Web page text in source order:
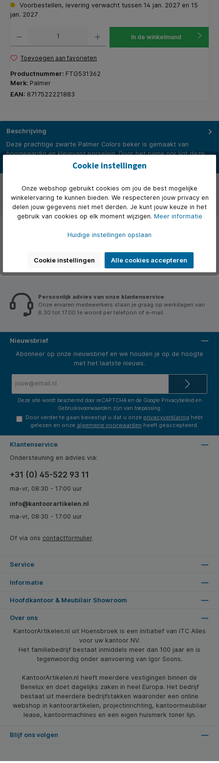
Voorbestellen, levering verwacht tussen 14 jan. 2027 en 15
jan. 2027
In de winkelmand
Toevoegen aan favorieten
Productnummer: FTG531362
Merk: Palmer
EAN: 8717522221883
Beschrijving
Deze prachtige zwarte Palmer Colors beker is gemaakt van
hoogwaardig en kleurvast porselein. Door het ruime oor ligt deze
Beoordelingen
Persoonlijk advies van onze klantenservice
Onze ervaren medewerkers staan je graag op werkdagen van
8.30 tot 17.00 te woord per telefoon of e-mail.
Nieuwsbrief
Abonneer op onze nieuwsbrief en we houden je op de hoogte
met het laatste nieuws.
Deze site wordt beschermd door reCAPTCHA en de Google Privacybeleid en
Gebruiksvoorwaarden zijn van toepassing.
Door verder te gaan bevestigt u dat u onze privacyverklaring hebt
gelezen en onze algemene voorwaarden heeft geaccepteerd.
Klantenservice
Ondersteuning en advies via:
+31 (0) 45-522 93 11
ma-vr, 08:30 - 17:00 uur
info@kantoorartikelen.nl
ma-vr, 08:30 - 17:00 uur
Of via ons contactformulier.
Service
Informatie
Hoofdkantoor & Meubilair Showroom
Over ons
KantoorArtikelen.nl uit Hoensbroek is een initiatief van ITC Alles
voor uw kantoor NV.
Het familiebedrijf bestaat inmiddels meer dan 100 jaar en is
tegenwoordig onder aanvoering van Igor Soons.
KantoorArtikelen.nl heeft meerdere vestigingen binnen de
Benelux en doet dagelijks zaken in heel Europa. Het bedrijf
bestaat uit meerdere bedrijfstakken waaronder een online
webshop in kantoorartikelen, projectinrichting, kantoormeubilair
lease, kantoormachines en een eigen huismerk toner lijn.
Blijf ons volgen
Cookie instellingen
Onze webshop gebruikt cookies om jou de best mogelijke
winkelervaring te kunnen bieden. We respecteren jouw privacy en
delen jouw gegevens niet met derden. Je kunt jouw keuze in het
gebruik van cookies op elk moment wijzigen. Meer informatie
Huidige instellingen opslaan
Cookie instellingen Alle cookies accepteren